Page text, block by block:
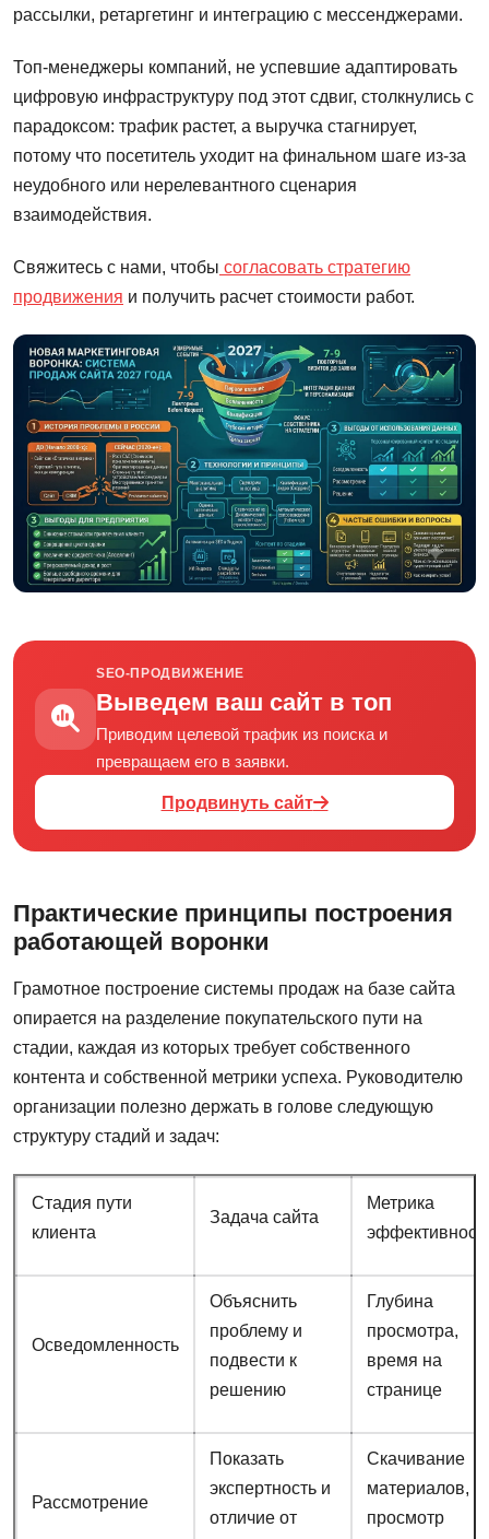
рассылки, ретаргетинг и интеграцию с мессенджерами.
Топ-менеджеры компаний, не успевшие адаптировать
цифровую инфраструктуру под этот сдвиг, столкнулись с
парадоксом: трафик растет, а выручка стагнирует,
потому что посетитель уходит на финальном шаге из-за
неудобного или нерелевантного сценария
взаимодействия.
Свяжитесь с нами, чтобы согласовать стратегию
продвижения и получить расчет стоимости работ.
SEO-ПРОДВИЖЕНИЕ
Выведем ваш сайт в топ
Приводим целевой трафик из поиска и
превращаем его в заявки.
Продвинуть сайт
Практические принципы построения
работающей воронки
Грамотное построение системы продаж на базе сайта
опирается на разделение покупательского пути на
стадии, каждая из которых требует собственного
контента и собственной метрики успеха. Руководителю
организации полезно держать в голове следующую
структуру стадий и задач:
Стадия пути
клиента
Задача сайта
Метрика
Осведомленность
Объяснить
проблему и
подвести к
решению
Глубина
просмотра,
время на
странице
Рассмотрение
Показать
экспертность и
отличие от
Скачивание
материалов,
просмотр